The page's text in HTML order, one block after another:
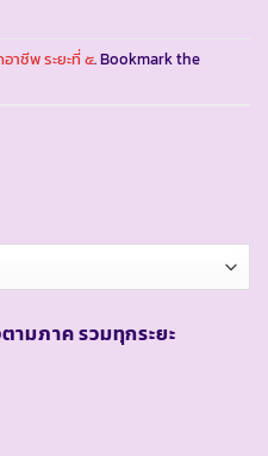
าชีพ ระยะที่ ๕. Bookmark the
ามภาค รวมทุกระยะ